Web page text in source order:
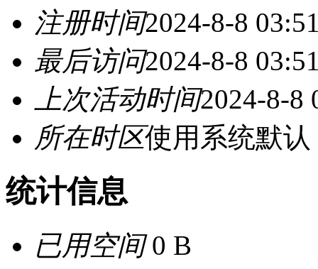
注册时间2024-8-8
最后访问2024-8-8
上次活动时间2024-8-8
所在时区使用系统默认
统计信息
已用空间0 B